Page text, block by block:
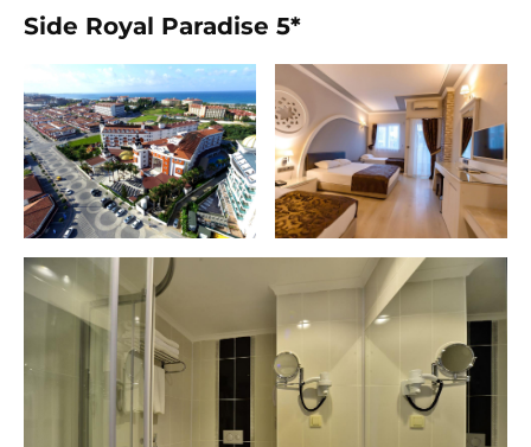
Side Royal Paradise 5*